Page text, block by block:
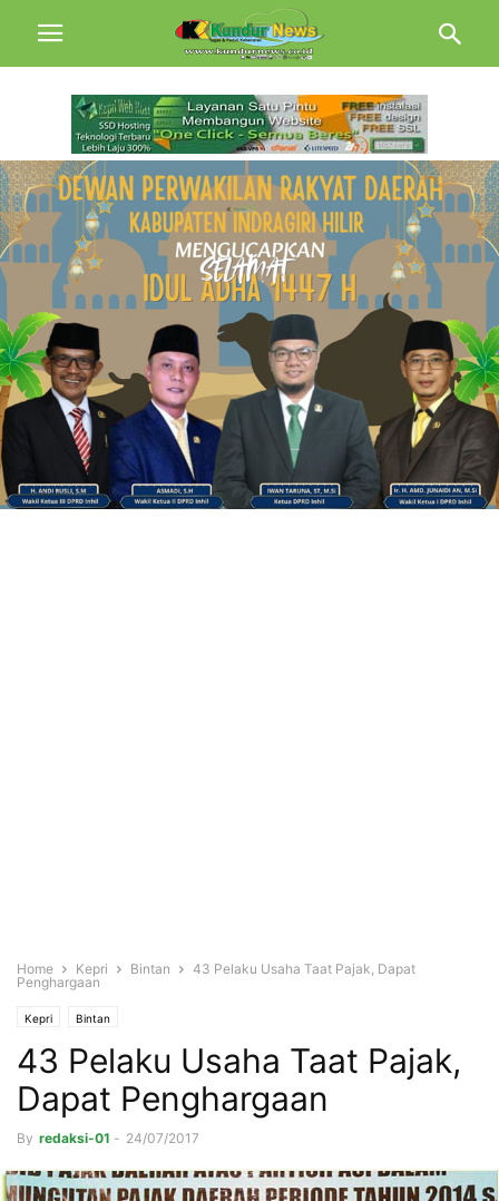
Home Kepri Bintan
43 Pelaku Usaha Taat Pajak, Dapat
Penghargaan
Kepri Bintan
43 Pelaku Usaha Taat Pajak,
Dapat Penghargaan
By redaksi-01 - 24/07/2017